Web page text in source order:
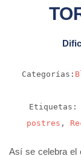
Categorías:
Etiquetas:
postres ,
Así se celebra el